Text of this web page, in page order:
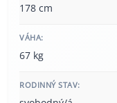
178 cm
VÁHA:
67 kg
RODINNÝ STAV: